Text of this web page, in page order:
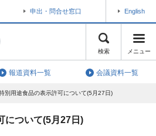
申出・問合せ窓口 English
メニュー
検索
報道資料一覧 会議資料一覧
別用途食品の表示許可について(5月27日)
について(5月27日)